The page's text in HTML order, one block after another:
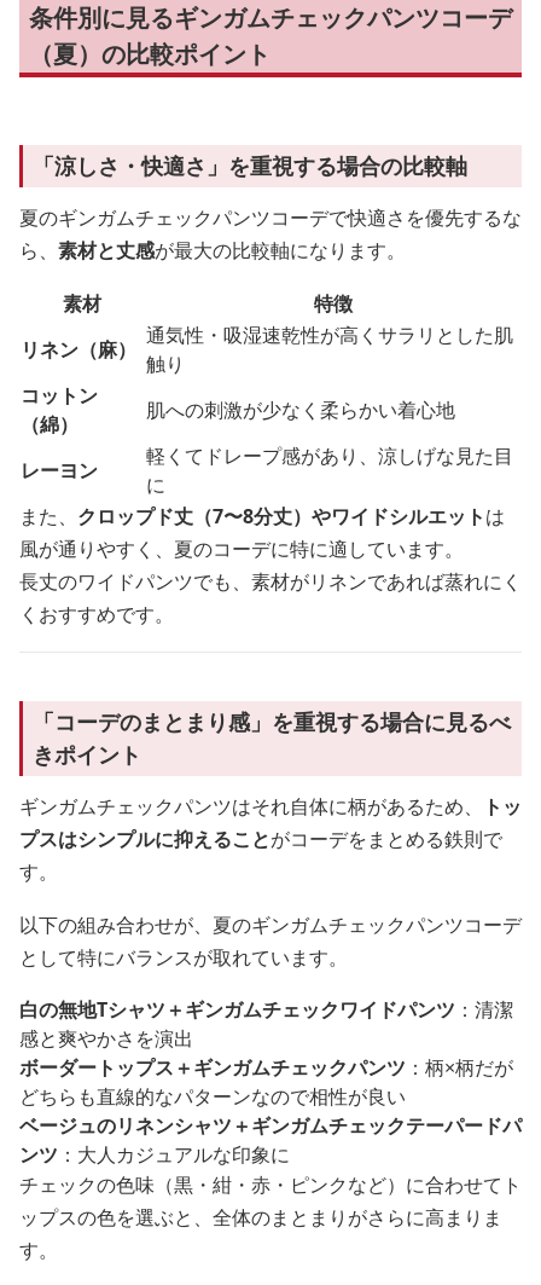
条件別に見るギンガムチェックパンツコーデ
（夏）の比較ポイント
「涼しさ・快適さ」を重視する場合の比較軸
夏のギンガムチェックパンツコーデで快適さを優先するな
ら、 素材と丈感が最大の比較軸になります。
素材
特徴
リネン（麻）
通気性・吸湿速乾性が高くサラリとした肌
触り
コットン
（綿）
肌への刺激が少なく柔らかい着心地
レーヨン
軽くてドレープ感があり、涼しげな見た目
に
また、 クロップド丈（7〜8分丈）やワイドシルエットは
風が通りやすく、夏のコーデに特に適しています。
長丈のワイドパンツでも、素材がリネンであれば蒸れにく
くおすすめです。
「コーデのまとまり感」を重視する場合に見るべ
きポイント
ギンガムチェックパンツはそれ自体に柄があるため、
トッ
プスはシンプルに抑えることがコーデをまとめる鉄則で
す。
以下の組み合わせが、夏のギンガムチェックパンツコーデ
として特にバランスが取れています。
白の無地Tシャツ＋ギンガムチェックワイドパンツ ：清潔
感と爽やかさを演出
ボーダートップス＋ギンガムチェックパンツ ：柄×柄だが
どちらも直線的なパターンなので相性が良い
ベージュのリネンシャツ＋ギンガムチェックテーパードパ
ンツ ：大人カジュアルな印象に
チェックの色味（黒・紺・赤・ピンクなど）に合わせてト
ップスの色を選ぶと、全体のまとまりがさらに高まりま
す。